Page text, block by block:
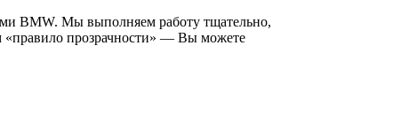
BMW. Мы выполняем работу тщательно,
«правило прозрачности» — Вы можете